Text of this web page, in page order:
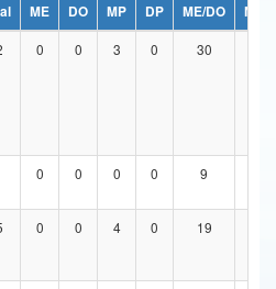
e Comunicações
Humanos
ME DO MP DP ME/DO
MP/
0 0 3 0 30
0 0 0 0 9
0 0 4 0 19